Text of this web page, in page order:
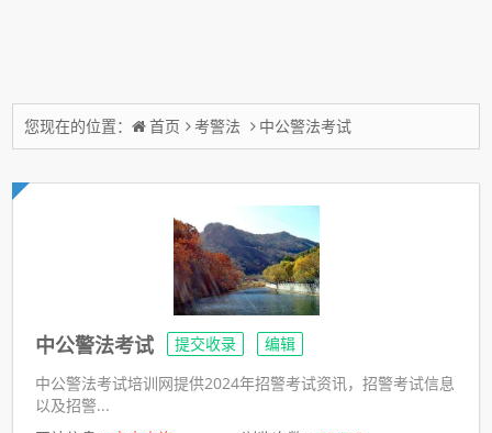
您现在的位置： 首页 考警法 中公警法考试
中公警法考试 提交收录
编辑
中公警法考试培训网提供2024年招警考试资讯，招警考试信息
以及招警...